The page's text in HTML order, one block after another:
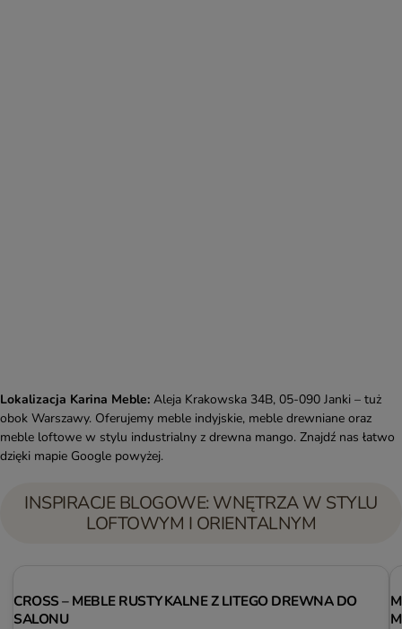
Lokalizacja Karina Meble: Aleja Krakowska 34B, 05-090 Janki – tuż
obok Warszawy. Oferujemy meble indyjskie, meble drewniane oraz
meble loftowe w stylu industrialny z drewna mango. Znajdź nas łatwo
dzięki mapie Google powyżej.
INSPIRACJE BLOGOWE: WNĘTRZA W STYLU
LOFTOWYM I ORIENTALNYM
CROSS – MEBLE RUSTYKALNE Z LITEGO DREWNA DO
SALONU